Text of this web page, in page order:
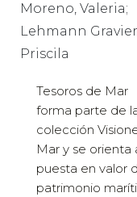
Moreno, Valeria;
Lehmann
Priscila
Tesoros de Mar
forma parte de
colección
Mar y se orienta
puesta en valor
patrimonio